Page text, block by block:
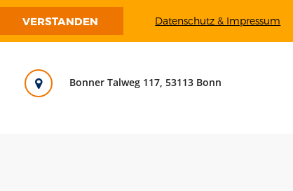
Bonner Talweg 117, 53113 Bonn
VERSTANDEN Datenschutz & Impressum